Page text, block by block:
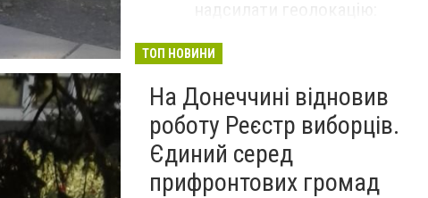
до МОН
ТОП НОВИНИ
На Донеччині відновив
роботу Реєстр виборців.
Єдиний серед
прифронтових громад